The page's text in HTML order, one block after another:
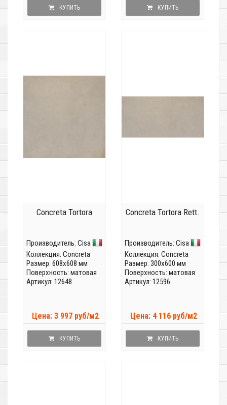
КУПИТЬ КУПИТЬ
Concreta Tortora
Производитель: Cisa
Коллекция: Concreta
Размер: 608x608 мм
Поверхность: матовая
Артикул: 12648
Цена: 3 997 руб/м2
КУПИТЬ
Concreta Tortora Rett.
Производитель: Cisa
Коллекция: Concreta
Размер: 300x600 мм
Поверхность: матовая
Артикул: 12596
Цена: 4 116 руб/м2
КУПИТЬ